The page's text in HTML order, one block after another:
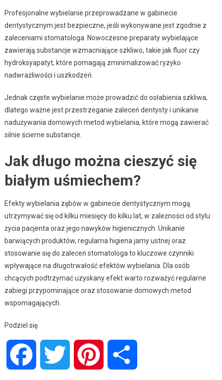
Profesjonalne wybielanie przeprowadzane w gabinecie
dentystycznym jest bezpieczne, jeśli wykonywane jest zgodnie z
zaleceniami stomatologa. Nowoczesne preparaty wybielające
zawierają substancje wzmacniające szkliwo, takie jak fluor czy
hydroksyapatyt, które pomagają zminimalizować ryzyko
nadwrażliwości i uszkodzeń.
Jednak częste wybielanie może prowadzić do osłabienia szkliwa,
dlatego ważne jest przestrzeganie zaleceń dentysty i unikanie
nadużywania domowych metod wybielania, które mogą zawierać
silnie ścierne substancje.
Jak długo można cieszyć się
białym uśmiechem?
Efekty wybielania zębów w gabinecie dentystycznym mogą
utrzymywać się od kilku miesięcy do kilku lat, w zależności od stylu
życia pacjenta oraz jego nawyków higienicznych. Unikanie
barwiących produktów, regularna higiena jamy ustnej oraz
stosowanie się do zaleceń stomatologa to kluczowe czynniki
wpływające na długotrwałość efektów wybielania. Dla osób
chcących podtrzymać uzyskany efekt warto rozważyć regularne
zabiegi przypominające oraz stosowanie domowych metod
wspomagających.
Podziel się
Facebook Twitter Pinterest